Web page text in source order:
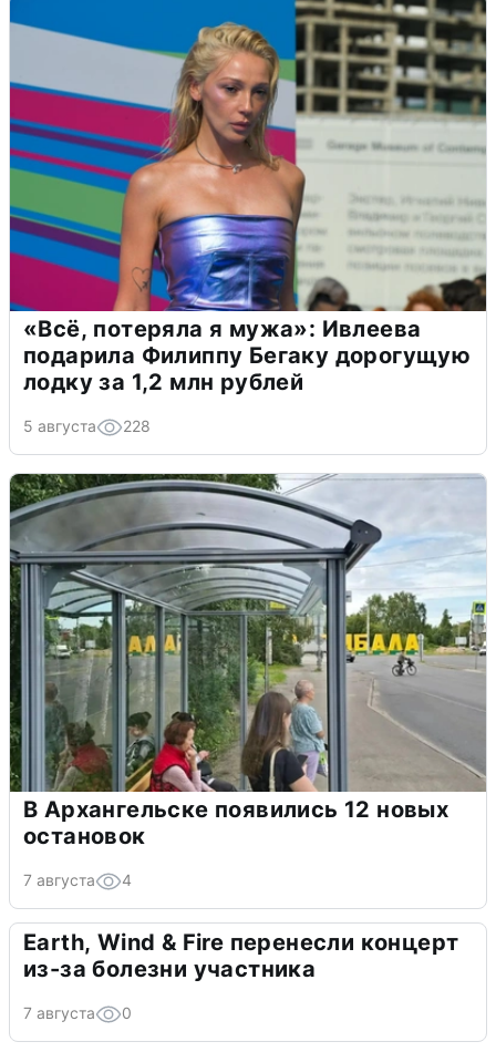
«Всё, потеряла я мужа»: Ивлеева
подарила Филиппу Бегаку дорогущую
лодку за 1,2 млн рублей
5 августа 228
В Архангельске появились 12 новых
остановок
7 августа 4
Earth, Wind & Fire перенесли концерт
из-за болезни участника
7 августа 0